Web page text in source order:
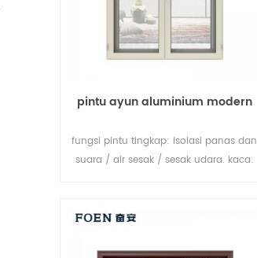
pintu ayun aluminium modern
fungsi pintu tingkap: isolasi panas dan
suara / air sesak / sesak udara. kaca: